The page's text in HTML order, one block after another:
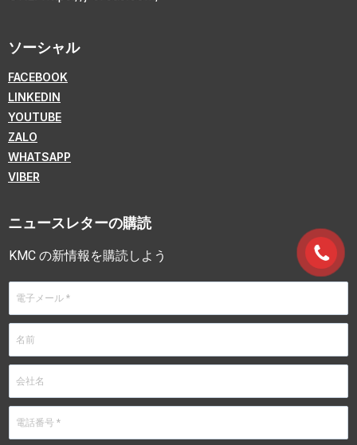
ソーシャル
FACEBOOK
LINKEDIN
YOUTUBE
ZALO
WHATSAPP
VIBER
ニュースレターの購読
KMC の新情報を購読しよう